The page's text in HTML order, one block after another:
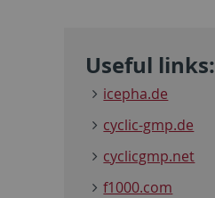
Useful links:
icepha.de
cyclic-gmp.de
cyclicgmp.net
f1000.com